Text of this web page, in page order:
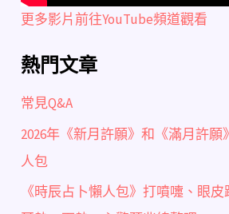
更多影片前往YouTube頻道觀看
熱門文章
常見Q&A
2026年《新月許願》和《滿月許
人包
《時辰占卜懶人包》打噴嚏、眼皮